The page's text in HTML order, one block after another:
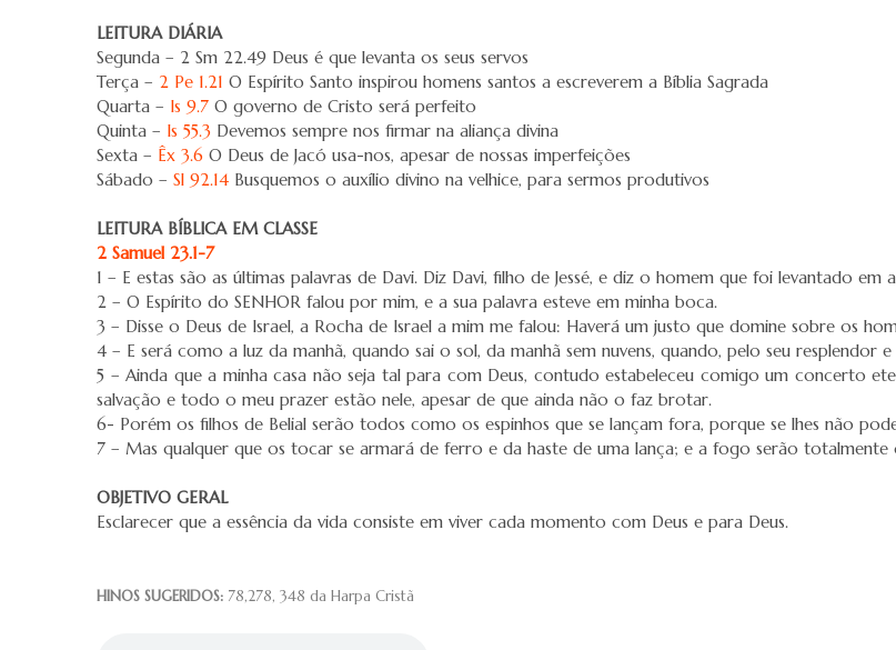
LEITURA DIÁRIA
Segunda – 2 Sm 22.49 Deus é que levanta os seus servos
Terça – 2 Pe 1.21 O Espírito Santo inspirou homens santos a escreverem a Bíblia Sagrada
Quarta – Is 9.7 O governo de Cristo será perfeito
Quinta – Is 55.3 Devemos sempre nos firmar na aliança divina
Sexta – Êx 3.6 O Deus de Jacó usa-nos, apesar de nossas imperfeições
Sábado – Sl 92.14 Busquemos o auxílio divino na velhice, para sermos produtivos
LEITURA BÍBLICA EM CLASSE
2 Samuel 23.1-7
1 – E estas são as últimas palavras de Davi. Diz Davi, filho de Jessé, e diz o homem que foi levantado
2 – O Espírito do SENHOR falou por mim, e a sua palavra esteve em minha boca.
3 – Disse o Deus de Israel, a Rocha de Israel a mim me falou: Haverá um justo que domine sobre os
4 – E será como a luz da manhã, quando sai o sol, da manhã sem nuvens, quando, pelo seu resplendor
5 – Ainda que a minha casa não seja tal para com Deus, contudo estabeleceu comigo um concerto
salvação e todo o meu prazer estão nele, apesar de que ainda não o faz brotar.
6- Porém os filhos de Belial serão todos como os espinhos que se lançam fora, porque se lhes não
7 – Mas qualquer que os tocar se armará de ferro e da haste de uma lança; e a fogo serão totalmente
OBJETIVO GERAL
Esclarecer que a essência da vida consiste em viver cada momento com Deus e para Deus.
HINOS SUGERIDOS: 78,278, 348 da Harpa Cristã